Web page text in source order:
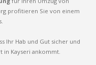
profitieren Sie von einem
Ihr Hab und Gut sicher und
in Kayseri ankommt.